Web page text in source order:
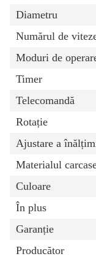
Diametru
Numărul de
Moduri de
Timer
Telecomandă
Rotație
Ajustare a
Materialul
Сuloare
În plus
Garanție
Producător